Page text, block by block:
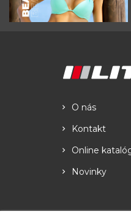
O nás
Kontakt
Online
Novinky